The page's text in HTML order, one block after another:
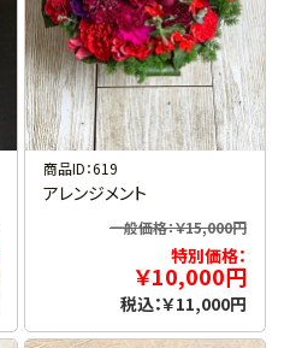
商品ID：619
アレンジメント
一般価格：￥15,000円
特別価格：
￥10,000円
税込：￥11,000円